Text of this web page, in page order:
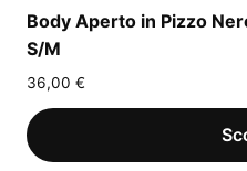
Body Aperto in Pizzo
S/M
36,00 €